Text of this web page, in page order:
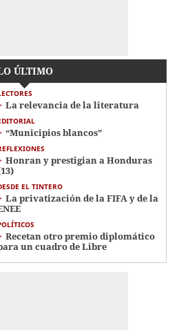
ÚLTIMO
La relevancia de la literatura
“Municipios blancos”
Honran y prestigian a Honduras
EL TINTERO
La privatización de la FIFA y de la
Recetan otro premio diplomático
un cuadro de Libre